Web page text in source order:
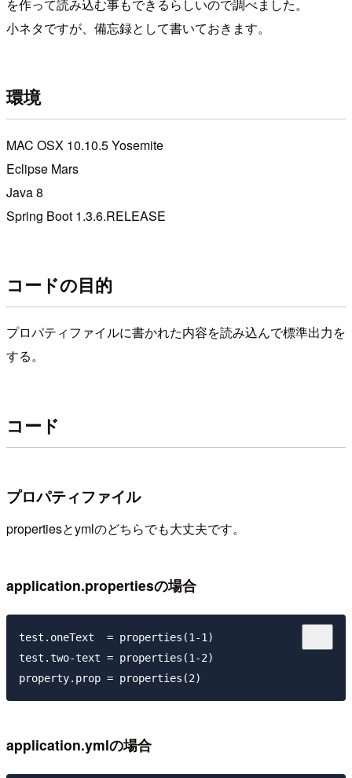
を作って読み込む事もできるらしいので調べました。
小ネタですが、備忘録として書いておきます。
環境
MAC OSX 10.10.5 Yosemite
Eclipse Mars
Java 8
Spring Boot 1.3.6.RELEASE
コードの目的
プロパティファイルに書かれた内容を読み込んで標準出力を
する。
コード
プロパティファイル
propertiesとymlのどちらでも大丈夫です。
application.propertiesの場合
test.oneText  = properties(1-1)
test.two-text = properties(1-2)
application.ymlの場合